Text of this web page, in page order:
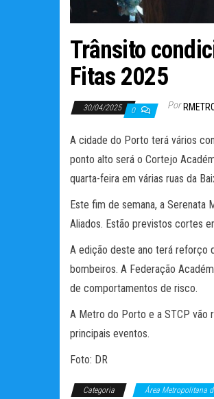
Trânsito
Fitas 2025
30/04/2025 0 Por
A cidade do Porto terá vários
ponto alto será o Cortejo
quarta-feira em várias ruas da
Este fim de semana, a Serenata
Aliados. Estão previstos cortes
A edição deste ano terá reforço
bombeiros. A Federação
de comportamentos de risco.
A Metro do Porto e a STCP vão
principais eventos.
Foto: DR
Categoria Área Metropolitana